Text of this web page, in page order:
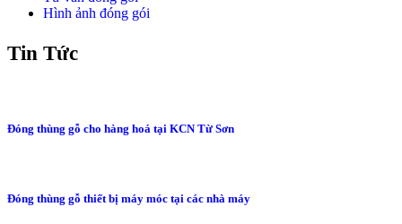
Hình ảnh đóng gói
Tin Tức
Đóng thùng gỗ cho hàng hoá tại KCN Từ Sơn
Đóng thùng gỗ thiết bị máy móc tại các nhà máy